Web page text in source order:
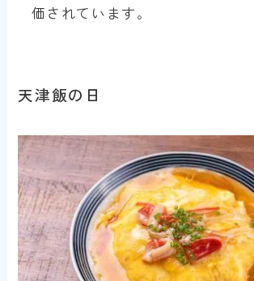
価されています。
天津飯の日